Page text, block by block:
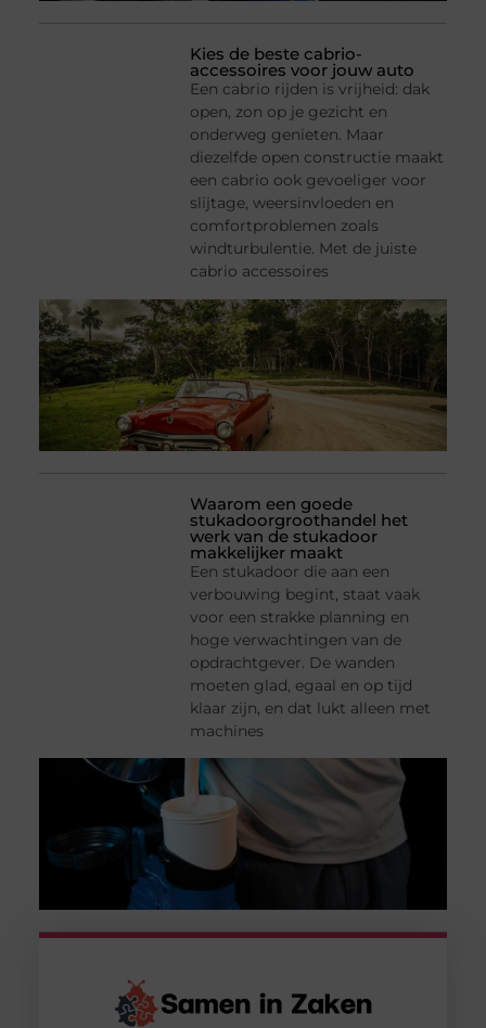
Kies de beste cabrio-
accessoires voor jouw auto
Een cabrio rijden is vrijheid: dak
open, zon op je gezicht en
onderweg genieten. Maar
diezelfde open constructie maakt
een cabrio ook gevoeliger voor
slijtage, weersinvloeden en
comfortproblemen zoals
windturbulentie. Met de juiste
cabrio accessoires
Waarom een goede
stukadoorgroothandel het
werk van de stukadoor
makkelijker maakt
Een stukadoor die aan een
verbouwing begint, staat vaak
voor een strakke planning en
hoge verwachtingen van de
opdrachtgever. De wanden
moeten glad, egaal en op tijd
klaar zijn, en dat lukt alleen met
machines